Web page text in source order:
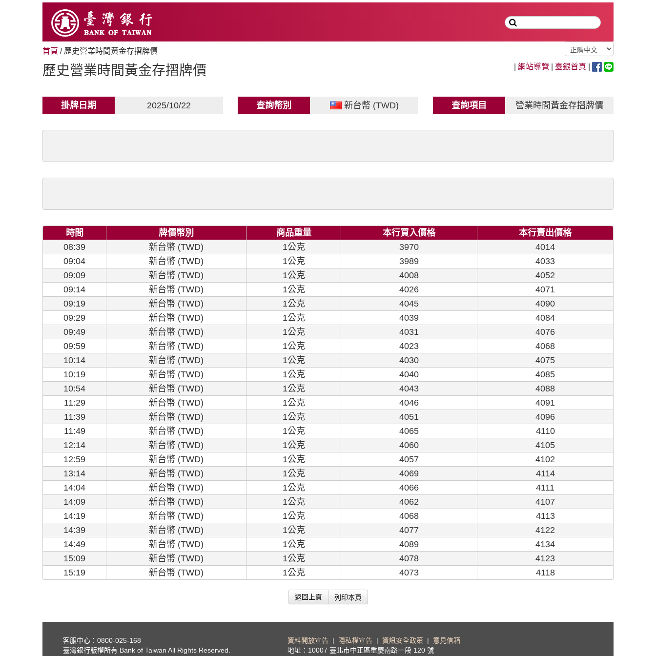
首頁 / 歷史營業時間黃金存摺牌價
歷史營業時間黃金存摺牌價 網站導覽 臺銀首頁
掛牌日期 2025/10/22 查詢幣別 新台幣 (TWD) 查詢項目 營業時間黃金存摺牌價
時間 牌價幣別 商品重量 本行買入價格
本行賣出價格
08:39
新台幣 (TWD) 1公克 3970
4014
09:04
新台幣 (TWD) 1公克 3989
4033
09:09
新台幣 (TWD) 1公克 4008
4052
09:14
新台幣 (TWD) 1公克 4026
4071
09:19
新台幣 (TWD) 1公克 4045
4090
09:29
新台幣 (TWD) 1公克 4039
4084
09:49
新台幣 (TWD) 1公克 4031
4076
09:59
新台幣 (TWD) 1公克 4023
4068
10:14
新台幣 (TWD) 1公克 4030
4075
10:19
新台幣 (TWD) 1公克 4040
4085
10:54
新台幣 (TWD) 1公克 4043
4088
11:29
新台幣 (TWD) 1公克 4046
4091
11:39
新台幣 (TWD) 1公克 4051
4096
11:49
新台幣 (TWD) 1公克 4065
4110
12:14
新台幣 (TWD) 1公克 4060
4105
12:59
新台幣 (TWD) 1公克 4057
4102
13:14
新台幣 (TWD) 1公克 4069
4114
14:04
新台幣 (TWD) 1公克 4066
4111
14:09
新台幣 (TWD) 1公克 4062
4107
14:19
新台幣 (TWD) 1公克 4068
4113
14:39
新台幣 (TWD) 1公克 4077
4122
14:49
新台幣 (TWD) 1公克 4089
4134
15:09
新台幣 (TWD) 1公克 4078
4123
15:19
新台幣 (TWD) 1公克 4073 4118
返回上頁 列印本頁
客服中心：0800-025-168
臺灣銀行版權所有 Bank of Taiwan All Rights Reserved.
資料開放宣告 | 隱私權宣告 | 資訊安全政策 | 意見信箱
地址：10007 臺北市中正區重慶南路一段 120 號